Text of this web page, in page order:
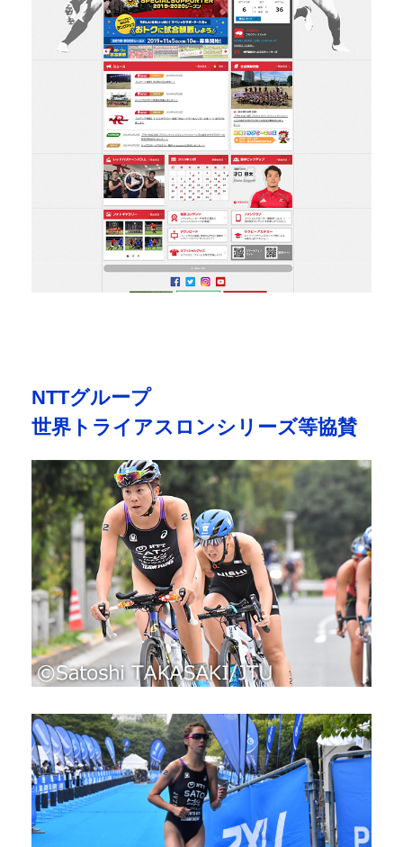
NTTグループ
世界トライアスロンシリーズ等協賛